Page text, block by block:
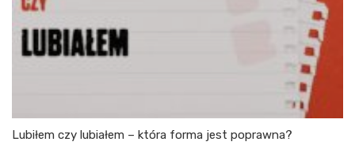
Lubiłem czy lubiałem – która forma jest poprawna?